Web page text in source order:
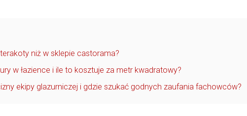
niż w sklepie castorama?
w łazience i ile to kosztuje za metr kwadratowy?
ekipy glazurniczej i gdzie szukać godnych zaufania fachowców?